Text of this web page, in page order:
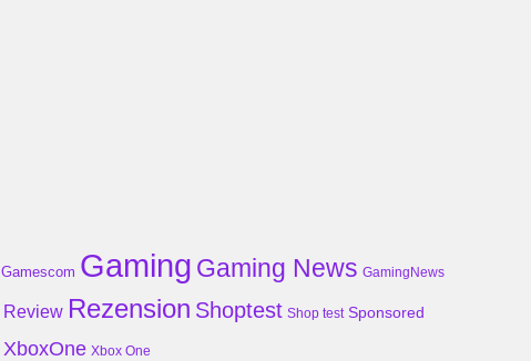
Gamescom Gaming Gaming News GamingNews
Review Rezension Shoptest Shop test Sponsored
XboxOne Xbox One